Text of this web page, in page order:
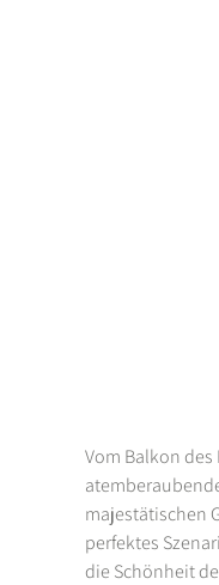
Vom Balkon
majestätischen
perfektes
die Schönheit